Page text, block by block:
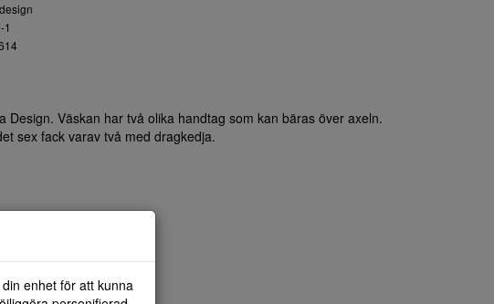
Design. Väskan har två olika handtag som kan bäras över axeln.
sex fack varav två med dragkedja.
enhet för att kunna